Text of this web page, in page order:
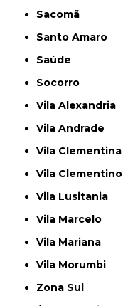
Sacomã
Santo Amaro
Saúde
Socorro
Vila Alexandria
Vila Andrade
Vila Clementina
Vila Clementino
Vila Lusitania
Vila Marcelo
Vila Mariana
Vila Morumbi
Zona Sul